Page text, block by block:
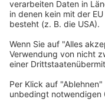
Unsere gedrucktevhs Post
Kontrast
SchriftgrößeA AA
Kurs-Merkliste